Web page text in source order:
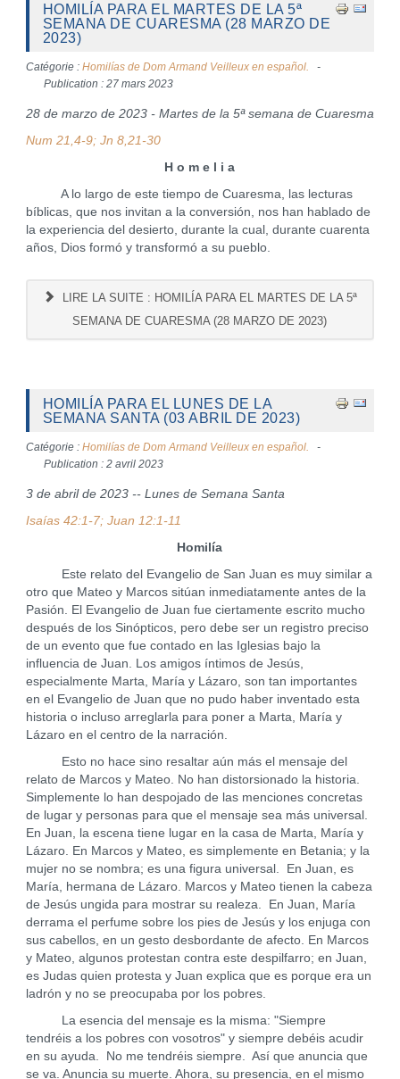
HOMILÍA PARA EL MARTES DE LA 5ª
SEMANA DE CUARESMA (28 MARZO DE
2023)
Catégorie : Homilías de Dom Armand Veilleux en español.
Publication : 27 mars 2023
28 de marzo de 2023 - Martes de la 5ª semana de Cuaresma
Num 21,4-9; Jn 8,21-30
H o m e l i a
A lo largo de este tiempo de Cuaresma, las lecturas
bíblicas, que nos invitan a la conversión, nos han hablado de
la experiencia del desierto, durante la cual, durante cuarenta
años, Dios formó y transformó a su pueblo.
LIRE LA SUITE : HOMILÍA PARA EL MARTES DE LA 5ª
SEMANA DE CUARESMA (28 MARZO DE 2023)
HOMILÍA PARA EL LUNES DE LA
SEMANA SANTA (03 ABRIL DE 2023)
Catégorie : Homilías de Dom Armand Veilleux en español.
Publication : 2 avril 2023
3 de abril de 2023 -- Lunes de Semana Santa
Isaías 42:1-7; Juan 12:1-11
Homilía
Este relato del Evangelio de San Juan es muy similar a
otro que Mateo y Marcos sitúan inmediatamente antes de la
Pasión. El Evangelio de Juan fue ciertamente escrito mucho
después de los Sinópticos, pero debe ser un registro preciso
de un evento que fue contado en las Iglesias bajo la
influencia de Juan. Los amigos íntimos de Jesús,
especialmente Marta, María y Lázaro, son tan importantes
en el Evangelio de Juan que no pudo haber inventado esta
historia o incluso arreglarla para poner a Marta, María y
Lázaro en el centro de la narración.
Esto no hace sino resaltar aún más el mensaje del
relato de Marcos y Mateo. No han distorsionado la historia.
Simplemente lo han despojado de las menciones concretas
de lugar y personas para que el mensaje sea más universal.
En Juan, la escena tiene lugar en la casa de Marta, María y
Lázaro. En Marcos y Mateo, es simplemente en Betania; y la
mujer no se nombra; es una figura universal. En Juan, es
María, hermana de Lázaro. Marcos y Mateo tienen la cabeza
de Jesús ungida para mostrar su realeza. En Juan, María
derrama el perfume sobre los pies de Jesús y los enjuga con
sus cabellos, en un gesto desbordante de afecto. En Marcos
y Mateo, algunos protestan contra este despilfarro; en Juan,
es Judas quien protesta y Juan explica que es porque era un
ladrón y no se preocupaba por los pobres.
La esencia del mensaje es la misma: "Siempre
tendréis a los pobres con vosotros" y siempre debéis acudir
en su ayuda. No me tendréis siempre. Así que anuncia que
se va. Anuncia su muerte. Ahora, su presencia, en el mismo